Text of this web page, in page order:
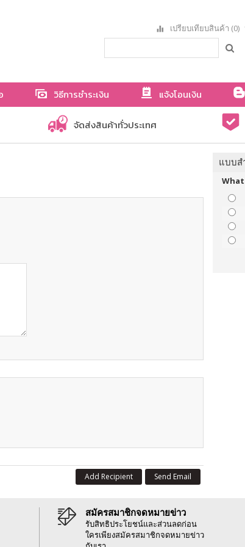
เปรียบเทียบสินค้า (0)
วิธีการชำระเงิน แจ้งโอนเงิน
จัดส่งสินค้าทั่วประเทศ
Send Email
Add Recipient
แบบส
สมัครสมาชิกจดหมายข่าว
รับสิทธิประโยชน์และส่วนลดก่อน
ใครเพียงสมัครสมาชิกจดหมายข่าว